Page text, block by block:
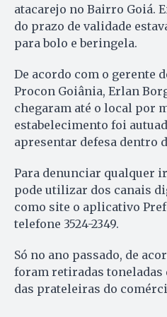
atacarejo no Bairro Goiá.
do prazo de validade
para bolo e beringela.
De acordo com o gerente
Procon Goiânia, Erlan
chegaram até o local por
estabelecimento foi
apresentar defesa dentro
Para denunciar qualquer
pode utilizar dos canais
como site o aplicativo
telefone 3524-2349.
Só no ano passado, de
foram retiradas toneladas
das prateleiras do